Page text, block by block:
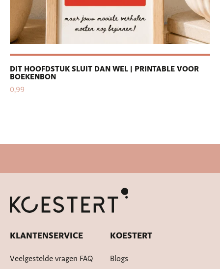
DIT HOOFDSTUK SLUIT DAN WEL | PRINTABLE VOOR
BOEKENBON
0,99
KLANTENSERVICE
Veelgestelde vragen FAQ
KOESTERT
Blogs